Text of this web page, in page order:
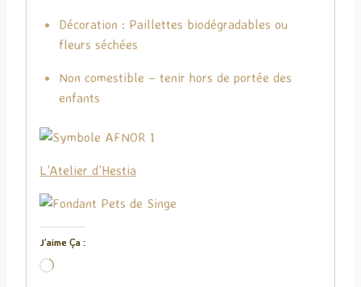
Décoration : Paillettes biodégradables ou
fleurs séchées
Non comestible – tenir hors de portée des
enfants
L’Atelier d’Hestia
J’aime Ça :
C